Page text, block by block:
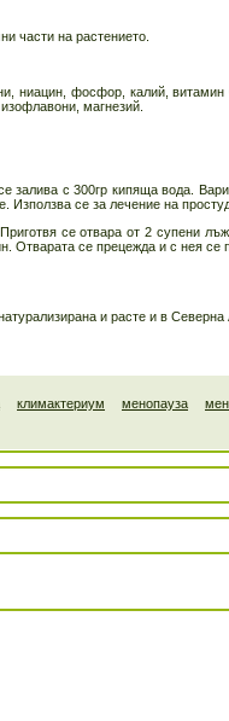
части на растението.
ниацин, фосфор, калий,
магнезий.
залива с 300гр кипяща вода.
Използва се за лечение на
се отвара от 2 супени
се прецежда и с нея се
и расте и в Северна
климактериум менопауза